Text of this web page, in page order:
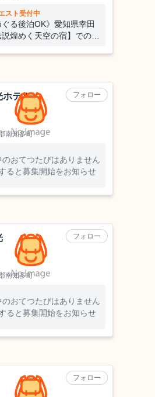
スト受付中
ぐる後泊OK》愛知県幸田
煌めく天空の宿】でのお
フォロー
ホテル
南知多町
おてつたびはありません
ると募集開始をお知らせ
フォロー
南知多町
おてつたびはありません
ると募集開始をお知らせ
フォロー